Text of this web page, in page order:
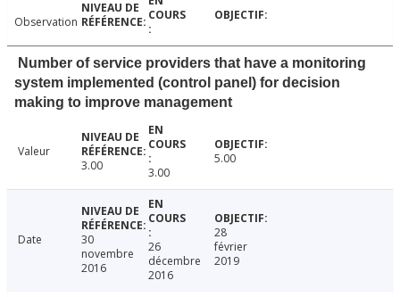
Observation
Number of service providers that have a monitoring
system implemented (control panel) for decision
making to improve management
Valeur
3.00
3.00
5.00
Date
30
novembre
2016
26
décembre
2016
28
février
2019